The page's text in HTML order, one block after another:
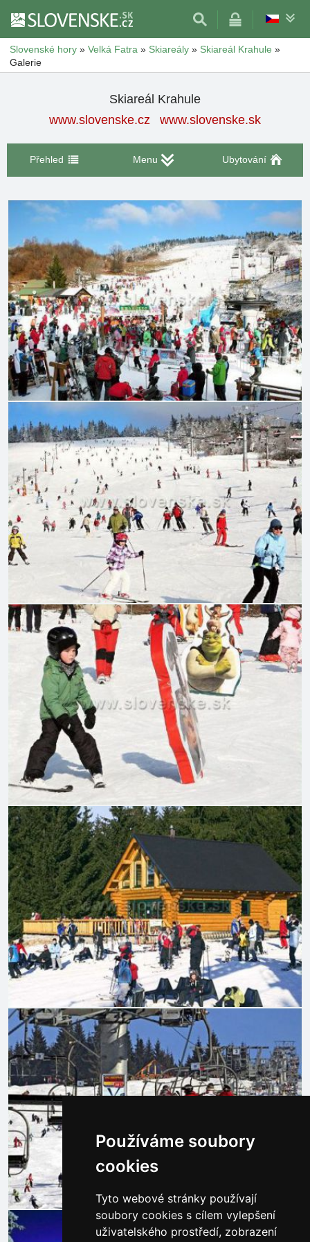
Používáme soubory
cookies
Tyto webové stránky používají
soubory cookies s cílem vylepšení
uživatelského prostředí, zobrazení
Slovenské hory » Velká Fatra » Skiareály » Skiareál Krahule »
Galerie
Skiareál Krahule
www.slovenske.cz
www.slovenske.sk
Přehled Menu Ubytování